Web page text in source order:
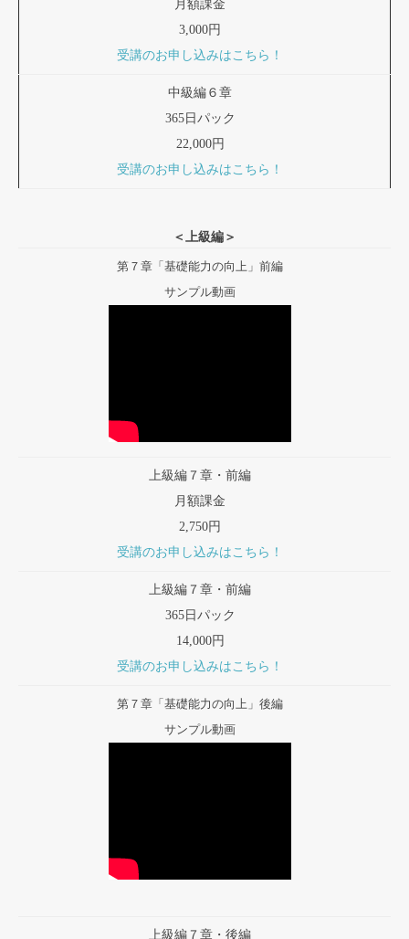
月額課金
3,000円
受講のお申し込みはこちら！
中級編６章
365日パック
22,000円
受講のお申し込みはこちら！
＜上級編＞
第７章「基礎能力の向上」前編
サンプル動画
上級編７章・前編
月額課金
2,750円
受講のお申し込みはこちら！
上級編７章・前編
365日パック
14,000円
受講のお申し込みはこちら！
第７章「基礎能力の向上」後編
サンプル動画
上級編７章・後編